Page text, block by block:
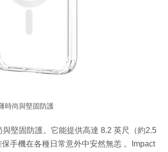
時尚與堅固防護
堅固防護。它能提供高達 8.2 英尺（約2.5
手機在各種日常意外中安然無恙 。Impact